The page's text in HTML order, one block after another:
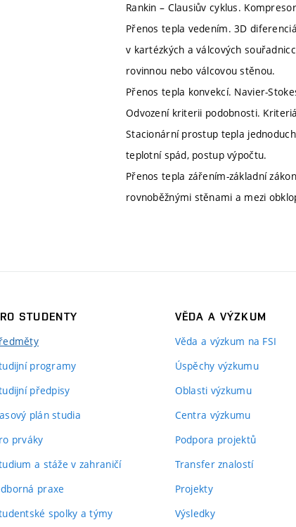
Rankin – Clausiův cyklus.
Přenos tepla vedením. 3D
v kartézkých a válcových
rovinnou nebo válcovou stěnou.
Přenos tepla konvekcí. Navier-
Odvození kriterii podobnosti.
Stacionární prostup tepla
teplotní spád, postup výpočtu.
Přenos tepla zářením-základní
rovnoběžnými stěnami a mezi
STUDENTY
programy
předpisy
plán studia
prváky
a stáže v zahraničí
praxe
spolky a týmy
VĚDA A VÝZKUM
Věda a výzkum na FSI
Úspěchy výzkumu
Oblasti výzkumu
Centra výzkumu
Podpora projektů
Transfer znalostí
Projekty
Výsledky